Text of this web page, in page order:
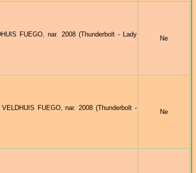
FUEGO, nar. 2008 (Thunderbolt - Lady
Ne
FUEGO, nar. 2008 (Thunderbolt -
Ne